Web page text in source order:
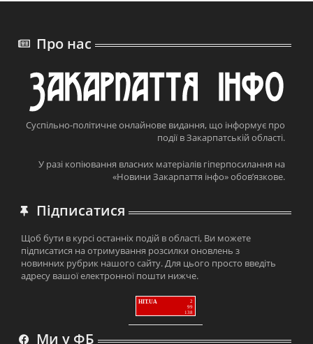
Про нас
Суспільно-політичне онлайнове видання, що інформує про
події в Закарпатській області.
У разі копіювання власних матеріалів гіперпосилання на
«Новини Закарпаття інфо» обов’язкове.
Підписатися
Щоб бути в курсі останніх подій в області, Ви можете
підписатися на отримування розсилки оновлень з
новинних рубрик нашого сайту. Для цього просто введіть
адресу вашої електронної пошти нижче.
HIT.UA
2
99
138
Ми у ФБ